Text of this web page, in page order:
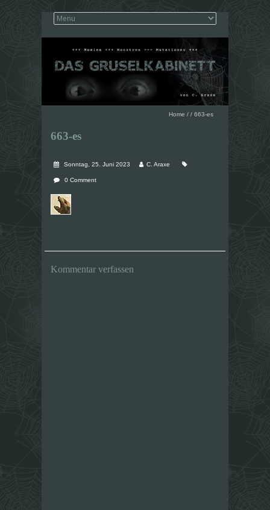
Home / / 663-es
663-es
Sonntag, 25. Juni 2023 C. Araxe
0 Comment
Kommentar verfassen